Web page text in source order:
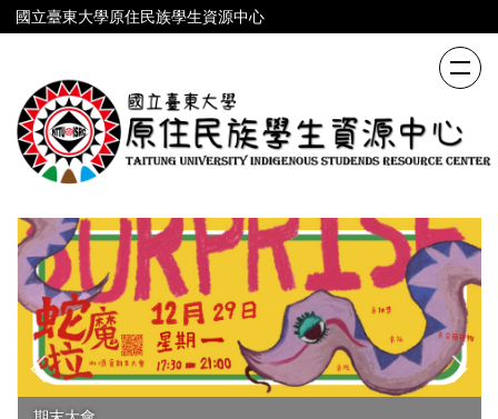
跳
到
內
容
區
國立臺東大學原住民族學生資源中心